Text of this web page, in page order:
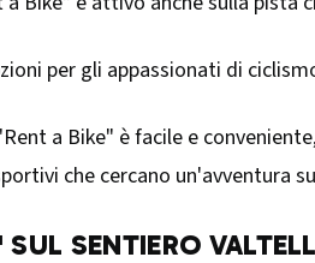
per gli appassionati di
a Bike" è facile e
che cercano un'avventura
SENTIERO